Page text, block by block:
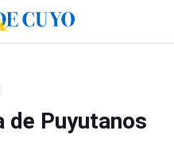
Puyutanos